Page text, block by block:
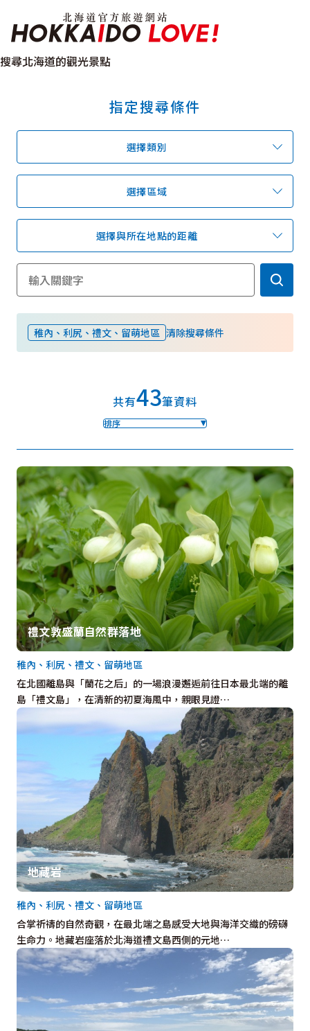
溫泉
區域指南
預約
北海道簡介
依旅遊主題搜尋
七個國立公園
基礎知識
Insta
gram
YouT
ube
Insta
gram
影片
使用條款
隱私權政策摘要
Cookie 政策
關於我們
連結
語言
搜尋北海道的觀光景點
指定搜尋條件
選擇類別
選擇區域
選擇與所在地點的距離
稚內、利尻、禮文、留萌地區 清除搜尋條件
共有43筆資料
排序
禮文敦盛蘭自然群落地
在北國離島與「蘭花之后」的一場浪漫邂逅前往日本最北端的離
島「禮文島」，在清新的初夏海風中，親眼見證…
稚內、利尻、禮文、留萌地區
地藏岩
合掌祈禱的自然奇觀，在最北端之島感受大地與海洋交織的磅礴
生命力。地藏岩座落於北海道禮文島西側的元地…
稚內、利尻、禮文、留萌地區